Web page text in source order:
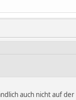
auch nicht auf der